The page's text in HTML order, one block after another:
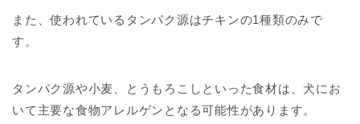
また、使われているタンパク源はチキンの1種類のみで
す。
タンパク源や小麦、とうもろこしといった食材は、犬にお
いて主要な食物アレルゲンとなる可能性があります。